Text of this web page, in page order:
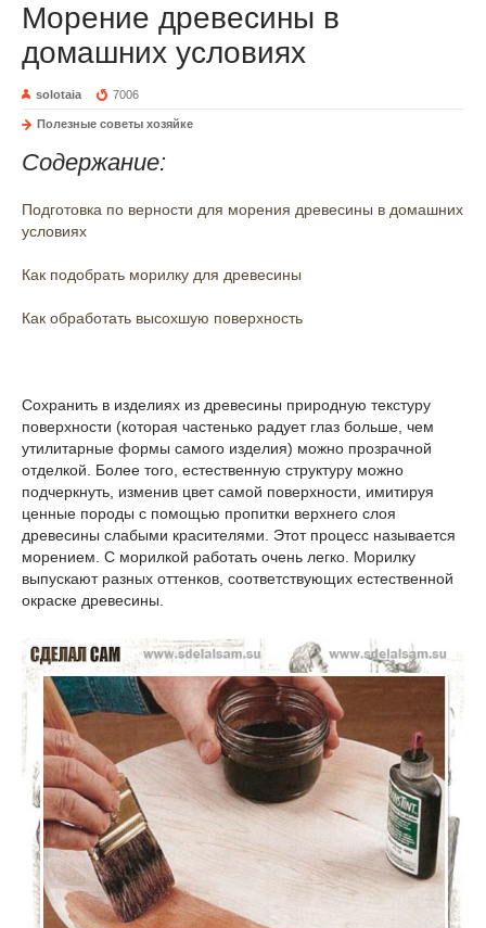
Морение древесины в
домашних условиях
solotaia 7006
Полезные советы хозяйке
Содержание:
Подготовка по верности для морения древесины в домашних
условиях
Как подобрать морилку для древесины
Как обработать высохшую поверхность
Сохранить в изделиях из древесины природную текстуру
поверхности (которая частенько радует глаз больше, чем
утилитарные формы самого изделия) можно прозрачной
отделкой. Более того, естественную структуру можно
подчеркнуть, изменив цвет самой поверхности, имитируя
ценные породы с помощью пропитки верхнего слоя
древесины слабыми красителями. Этот процесс называется
морением. С морилкой работать очень легко. Морилку
выпускают разных оттенков, соответствующих естественной
окраске древесины.